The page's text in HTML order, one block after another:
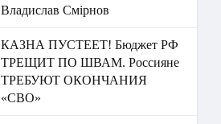
Владислав Смірнов
КАЗНА ПУСТЕЕТ! Бюджет РФ
ТРЕЩИТ ПО ШВАМ. Россияне
ТРЕБУЮТ ОКОНЧАНИЯ
«СВО»